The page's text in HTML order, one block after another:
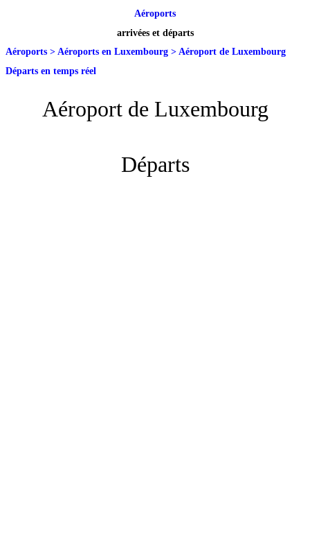
Aéroports
arrivées et départs
Aéroports > Aéroports en Luxembourg > Aéroport de Luxembourg
Départs en temps réel
Aéroport de Luxembourg
Départs